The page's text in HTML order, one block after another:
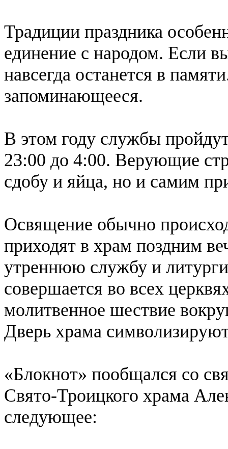
Традиции праздника
единение с народом. Если
навсегда останется в
запоминающееся.
В этом году службы
23:00 до 4:00. Верующие
сдобу и яйца, но и самим
Освящение обычно
приходят в храм поздним
утреннюю службу и
совершается во всех
молитвенное шествие
Дверь храма
«Блокнот» пообщался со
Свято-Троицкого храма
следующее: